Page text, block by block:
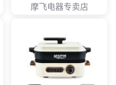
摩飞电器专卖店